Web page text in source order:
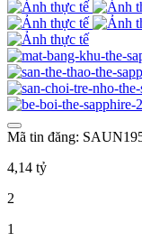
Mã tin đăng:
4,14 tỷ
2
1